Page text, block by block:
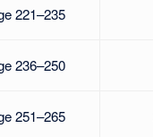
221–235
236–250
251–265